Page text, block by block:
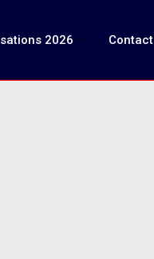
2026 Contact